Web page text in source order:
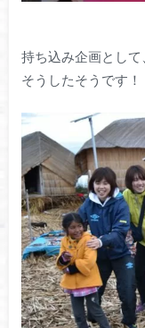
持ち込み企画とし
そうしたそうです！